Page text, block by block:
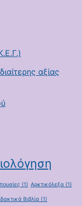
αξίας
(1) Αρκτικόλεξα(1)
Βιβλία(1)